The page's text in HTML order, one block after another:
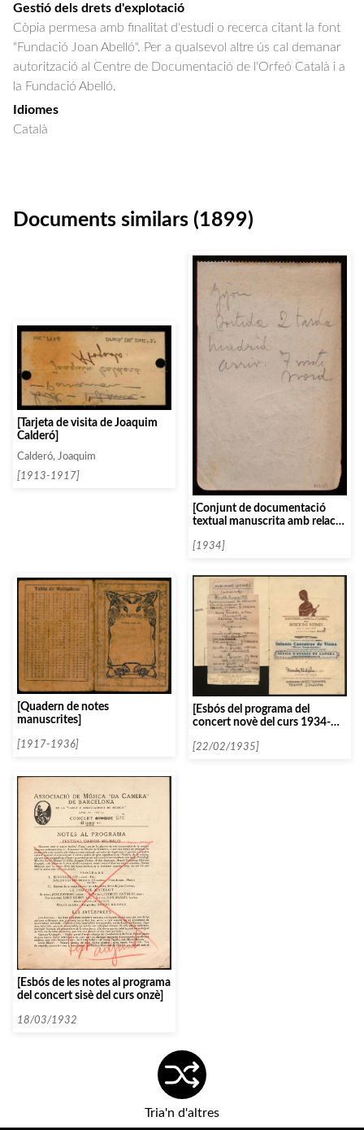
Gestió dels drets d'explotació
Còpia permesa amb finalitat d'estudi o recerca citant la font
"Fundació Joan Abelló". Per a qualsevol altre ús cal demanar
autorització al Centre de Documentació de l'Orfeó Català i a
la Fundació Abelló.
Idiomes
Català
Documents similars (1899)
[Tarjeta de visita de Joaquim
Calderó]
Calderó, Joaquim
[1913-1917]
[Conjunt de documentació
textual manuscrita amb relació
[1934]
[Quadern de notes
manuscrites]
[1917-1936]
[Esbós del programa del
concert novè del curs 1934-
Cantaires de Viena]
[22/02/1935]
[Esbós de les notes al programa
del concert sisè del curs onzè]
18/03/1932
Tria'n d'altres